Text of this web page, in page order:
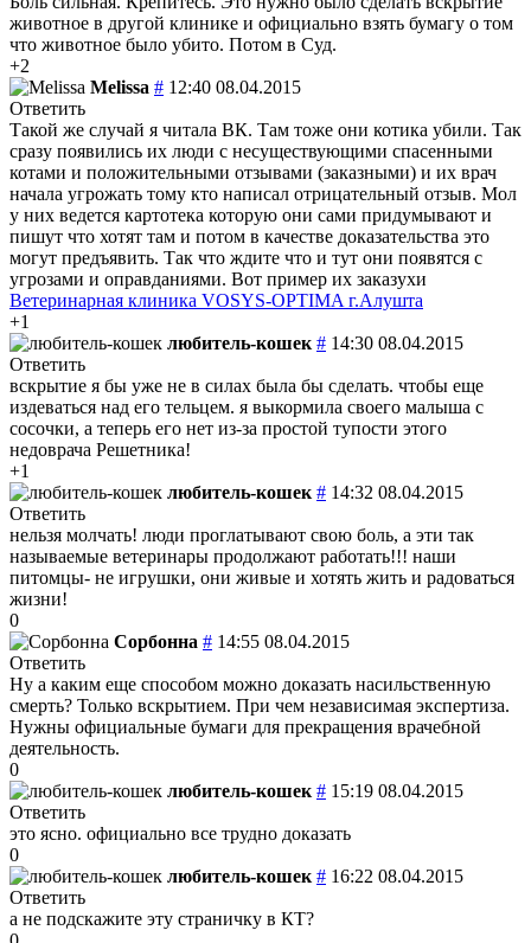
животное в другой клинике и официально взять бумагу о том
что животное было убито. Потом в Суд.
+2
Melissa # 12:40 08.04.2015
Ответить
Такой же случай я читала ВК. Там тоже они котика убили. Так
сразу появились их люди с несуществующими спасенными
котами и положительными отзывами (заказными) и их врач
начала угрожать тому кто написал отрицательный отзыв. Мол
у них ведется картотека которую они сами придумывают и
пишут что хотят там и потом в качестве доказательства это
могут предъявить. Так что ждите что и тут они появятся с
угрозами и оправданиями. Вот пример их заказухи
Ветеринарная клиника VOSYS-OPTIMA г.Алушта
+1
любитель-кошек # 14:30 08.04.2015
Ответить
вскрытие я бы уже не в силах была бы сделать. чтобы еще
издеваться над его тельцем. я выкормила своего малыша с
сосочки, а теперь его нет из-за простой тупости этого
недоврача Решетника!
+1
любитель-кошек # 14:32 08.04.2015
Ответить
нельзя молчать! люди проглатывают свою боль, а эти так
называемые ветеринары продолжают работать!!! наши
питомцы- не игрушки, они живые и хотять жить и радоваться
жизни!
0
Сорбонна # 14:55 08.04.2015
Ответить
Ну а каким еще способом можно доказать насильственную
смерть? Только вскрытием. При чем независимая экспертиза.
Нужны официальные бумаги для прекращения врачебной
деятельность.
0
любитель-кошек # 15:19 08.04.2015
Ответить
это ясно. официально все трудно доказать
0
любитель-кошек # 16:22 08.04.2015
Ответить
а не подскажите эту страничку в КТ?